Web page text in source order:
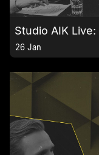
Studio AIK
26 Jan